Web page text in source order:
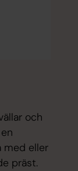
och
med eller
präst.